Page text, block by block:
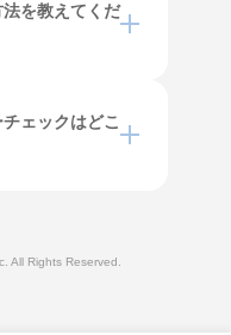
を教えてくだ
ェックはどこ
All Rights Reserved.